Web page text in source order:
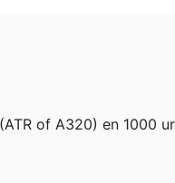
of A320) en 1000